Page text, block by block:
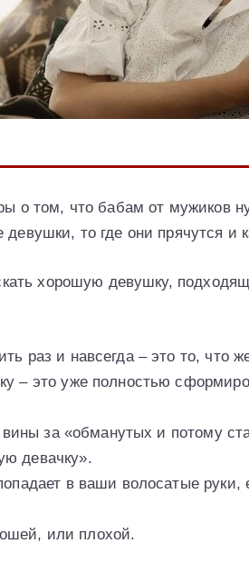
о том, что бабам от мужиков
то где они прячутся и
хорошую девушку,
раз и навсегда – это то, что
– это уже полностью
вины за «обманутых и потому
девачку».
в ваши волосатые руки,
или плохой.